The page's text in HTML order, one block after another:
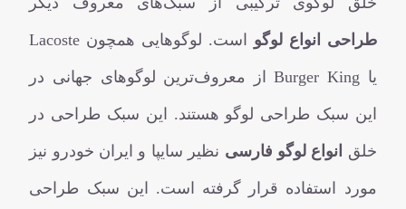
طراحی انواع لوگو است. لوگوهایی همچون Lacoste
یا Burger King از معروف‌ترین لوگوهای جهانی در
این سبک طراحی لوگو هستند. این سبک طراحی در
خلق انواع لوگو فارسی نظیر سایپا و ایران خودرو نیز
مورد استفاده قرار گرفته است. این سبک طراحی